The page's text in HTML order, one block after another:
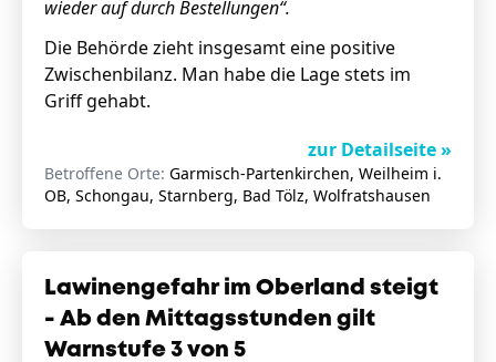
wieder auf durch Bestellungen“.
Die Behörde zieht insgesamt eine positive
Zwischenbilanz. Man habe die Lage stets im
Griff gehabt.
zur Detailseite »
Betroffene Orte: Garmisch-Partenkirchen, Weilheim i.
OB, Schongau, Starnberg, Bad Tölz, Wolfratshausen
Lawinengefahr im Oberland steigt
- Ab den Mittagsstunden gilt
Warnstufe 3 von 5